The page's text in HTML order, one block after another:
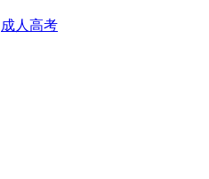
成人高考